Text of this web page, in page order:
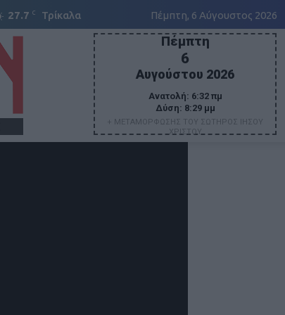
27.7 C Τρίκαλα Πέμπτη, 6 Αύγουστος 2026
Πέμπτη
6
Αυγούστου 2026
Ανατολή: 6:32 πμ
Δύση: 8:29 μμ
+ ΜΕΤΑΜΟΡΦΩΣΗΣ ΤΟΥ ΣΩΤΗΡΟΣ ΙΗΣΟΥ
ΧΡΙΣΤΟΥ